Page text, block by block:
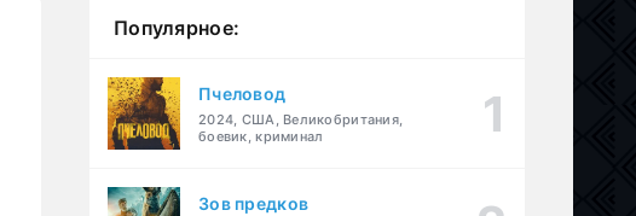
Популярное:
Пчеловод
2024, США, Великобритания,
боевик, криминал
Зов предков